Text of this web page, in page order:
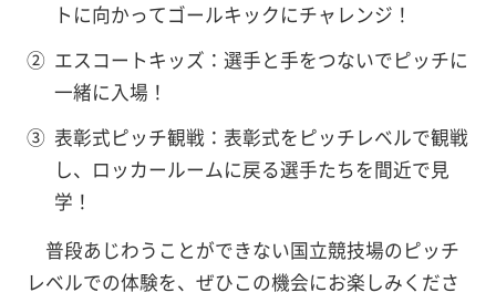
トに向かってゴールキックにチャレンジ！
② エスコートキッズ：選手と手をつないでピッチに
一緒に入場！
③ 表彰式ピッチ観戦：表彰式をピッチレベルで観戦
し、ロッカールームに戻る選手たちを間近で見
学！
普段あじわうことができない国立競技場のピッチ
レベルでの体験を、ぜひこの機会にお楽しみくださ